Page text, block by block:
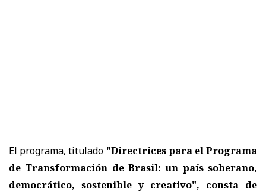
El programa, titulado "Directrices para el Programa
de Transformación de Brasil: un país soberano,
democrático, sostenible y creativo", consta de